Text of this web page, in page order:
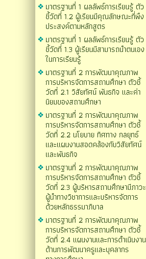
มาตรฐานที่ 1 ผลลัพธ์การเรียนรู้ ตัว
ชี้วัดที่ 1.2 ผู้เรียนมีคุณลักษณะที่พึง
ประสงค์ตามหลักสูตร
มาตรฐานที่ 1 ผลลัพธ์การเรียนรู้ ตัว
ชี้วัดที่ 1.3 ผู้เรียนมีสามารถนำตนเอง
ในการเรียนรู้
มาตรฐานที่ 2 การพัฒนาคุณภาพ
การบริหารจัดการสถานศึกษา ตัวชี้
วัดที่ 2.1 วิสัยทัศน์ พันธกิจ และค่า
นิยมของสถานศึกษา
มาตรฐานที่ 2 การพัฒนาคุณภาพ
การบริหารจัดการสถานศึกษา ตัวชี้
วัดที่ 2.2 นโยบาย ทิศทาง กลยุทธ์
และแผนงานสอดคล้องกับวิสัยทัศน์
และพันธกิจ
มาตรฐานที่ 2 การพัฒนาคุณภาพ
การบริหารจัดการสถานศึกษา ตัวชี้
วัดที่ 2.3 ผู้บริหารสถานศึกษามีภาวะ
ผู้นำทางวิชาการและบริหารจัดการ
ด้วยหลักธรรมาภิบาล
มาตรฐานที่ 2 การพัฒนาคุณภาพ
การบริหารจัดการสถานศึกษา ตัวชี้
วัดที่ 2.4 แผนงานและการดำเนินงาน
ด้านการพัฒนาครูและบุคลากร